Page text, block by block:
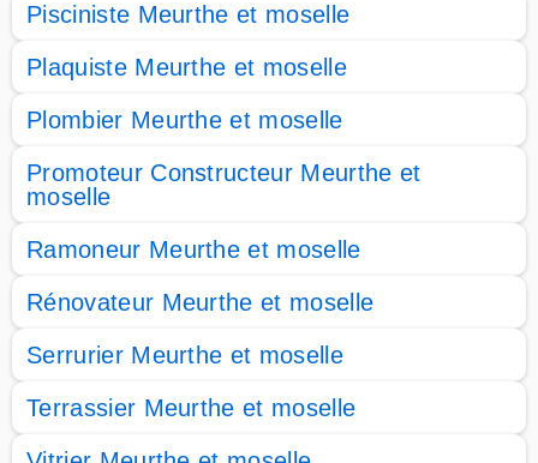
Pisciniste Meurthe et moselle
Plaquiste Meurthe et moselle
Plombier Meurthe et moselle
Promoteur Constructeur Meurthe et
moselle
Ramoneur Meurthe et moselle
Rénovateur Meurthe et moselle
Serrurier Meurthe et moselle
Terrassier Meurthe et moselle